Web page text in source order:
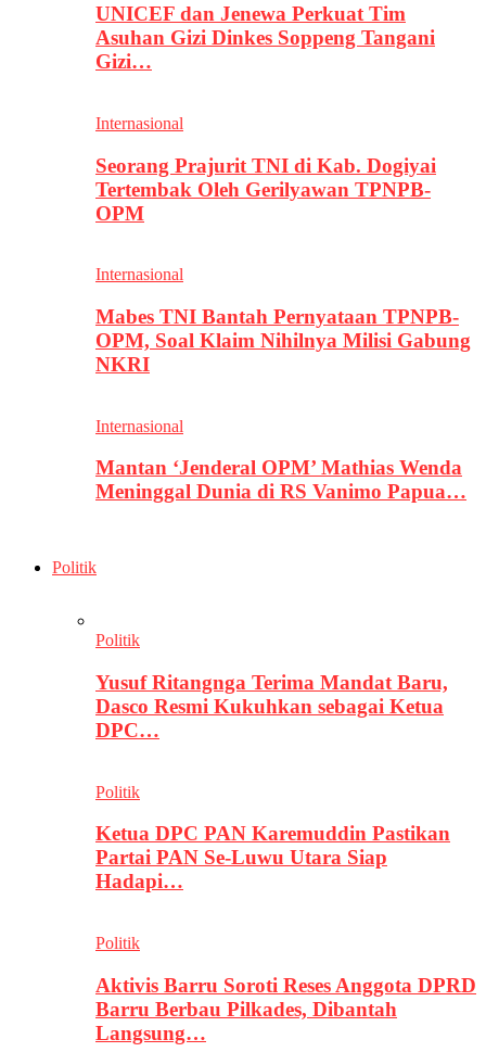
UNICEF dan Jenewa Perkuat Tim
Asuhan Gizi Dinkes Soppeng Tangani
Gizi…
Internasional
Seorang Prajurit TNI di Kab. Dogiyai
Tertembak Oleh Gerilyawan TPNPB-
OPM
Internasional
Mabes TNI Bantah Pernyataan TPNPB-
OPM, Soal Klaim Nihilnya Milisi Gabung
NKRI
Internasional
Mantan ‘Jenderal OPM’ Mathias Wenda
Meninggal Dunia di RS Vanimo Papua…
Politik
Politik
Yusuf Ritangnga Terima Mandat Baru,
Dasco Resmi Kukuhkan sebagai Ketua
DPC…
Politik
Ketua DPC PAN Karemuddin Pastikan
Partai PAN Se-Luwu Utara Siap
Hadapi…
Politik
Aktivis Barru Soroti Reses Anggota DPRD
Barru Berbau Pilkades, Dibantah
Langsung…